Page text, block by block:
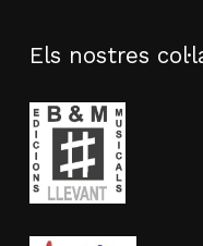
Els nostres